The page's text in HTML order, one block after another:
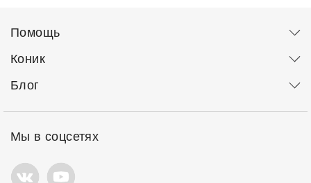
Помощь
Коник
Блог
Мы в соцсетях